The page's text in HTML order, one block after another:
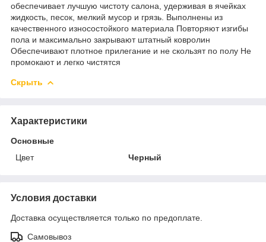
обеспечивает лучшую чистоту салона, удерживая в ячейках
жидкость, песок, мелкий мусор и грязь. Выполнены из
качественного износостойкого материала Повторяют изгибы
пола и максимально закрывают штатный ковролин
Обеспечивают плотное прилегание и не скользят по полу Не
промокают и легко чистятся
Скрыть
Характеристики
Основные
Цвет
Черный
Условия доставки
Доставка осуществляется только по предоплате.
Самовывоз